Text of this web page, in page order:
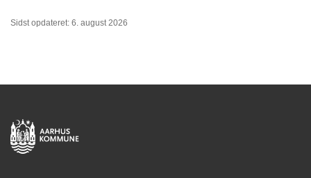
Sidst opdateret: 6. august 2026